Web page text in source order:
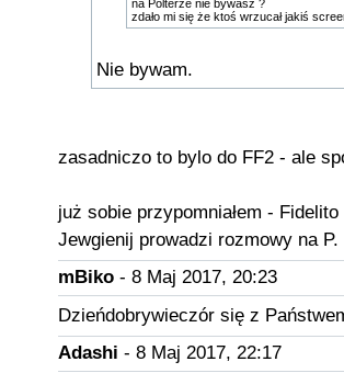
na Polterze nie bywasz ?
zdało mi się że ktoś wrzucał jakiś
Nie bywam.
zasadniczo to bylo do FF2 - ale
już sobie przypomniałem -
Jewgienij prowadzi rozmowy na P.
mBiko- 8 Maj 2017, 20:23
Dzieńdobrywieczór się z
Adashi - 8 Maj 2017, 22:17